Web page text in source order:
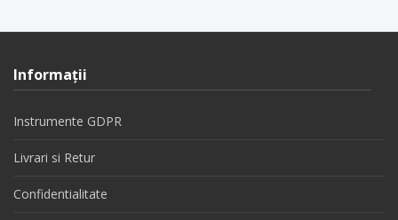
Informaţii
Instrumente GDPR
Livrari si Retur
Confidentialitate